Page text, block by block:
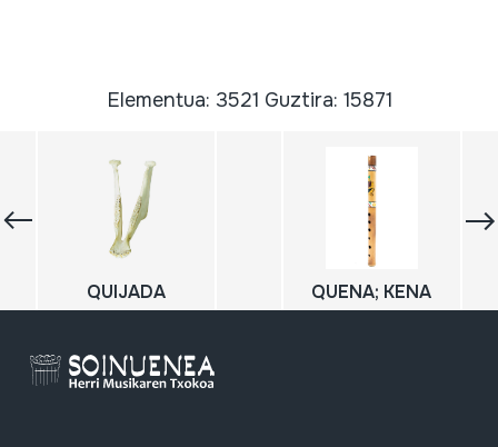
Elementua: 3521 Guztira: 15871
QUIJADA QUENA; KENA